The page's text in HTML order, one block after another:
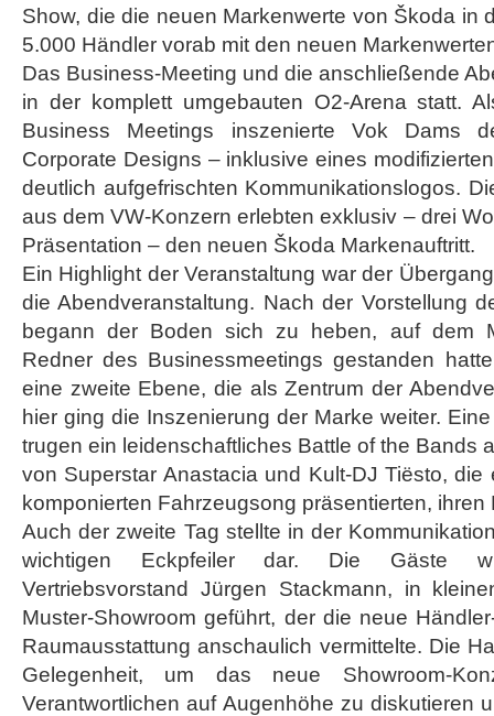
Show, die die neuen Markenwerte von Škoda in
5.000 Händler vorab mit den neuen
Das Business-Meeting und die anschließende
in der komplett umgebauten O2-Arena statt.
Business Meetings inszenierte Vok Dams
Corporate Designs – inklusive eines
deutlich aufgefrischten Kommunikationslogos.
aus dem VW-Konzern erlebten exklusiv – drei
Präsentation – den neuen Škoda Markenauftritt.
Ein Highlight der Veranstaltung war der
die Abendveranstaltung. Nach der Vorstellung
begann der Boden sich zu heben, auf dem
Redner des Businessmeetings gestanden
eine zweite Ebene, die als Zentrum der
hier ging die Inszenierung der Marke weiter.
trugen ein leidenschaftliches Battle of the Bands
von Superstar Anastacia und Kult-DJ Tiësto,
komponierten Fahrzeugsong präsentierten, ihren
Auch der zweite Tag stellte in der
wichtigen Eckpfeiler dar. Die Gäste
Vertriebsvorstand Jürgen Stackmann, in
Muster-Showroom geführt, der die neue
Raumausstattung anschaulich vermittelte. Die
Gelegenheit, um das neue Showroom-
Verantwortlichen auf Augenhöhe zu diskutieren